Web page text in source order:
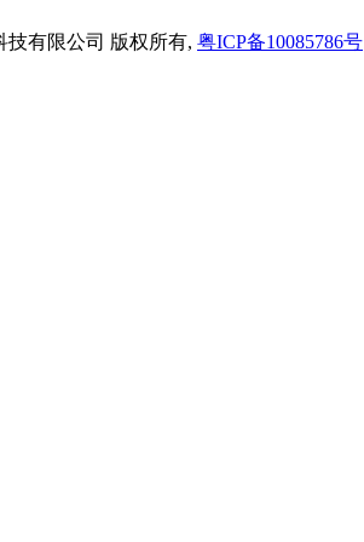
技有限公司 版权所有, 粤ICP备10085786号